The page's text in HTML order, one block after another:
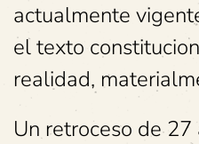
actualmente
el texto
realidad,
Un retroceso de 27